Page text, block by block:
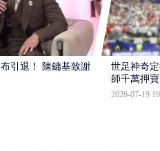
引退！ 陳鏞基致謝
世足神奇
師千萬押寶
2026-07-19